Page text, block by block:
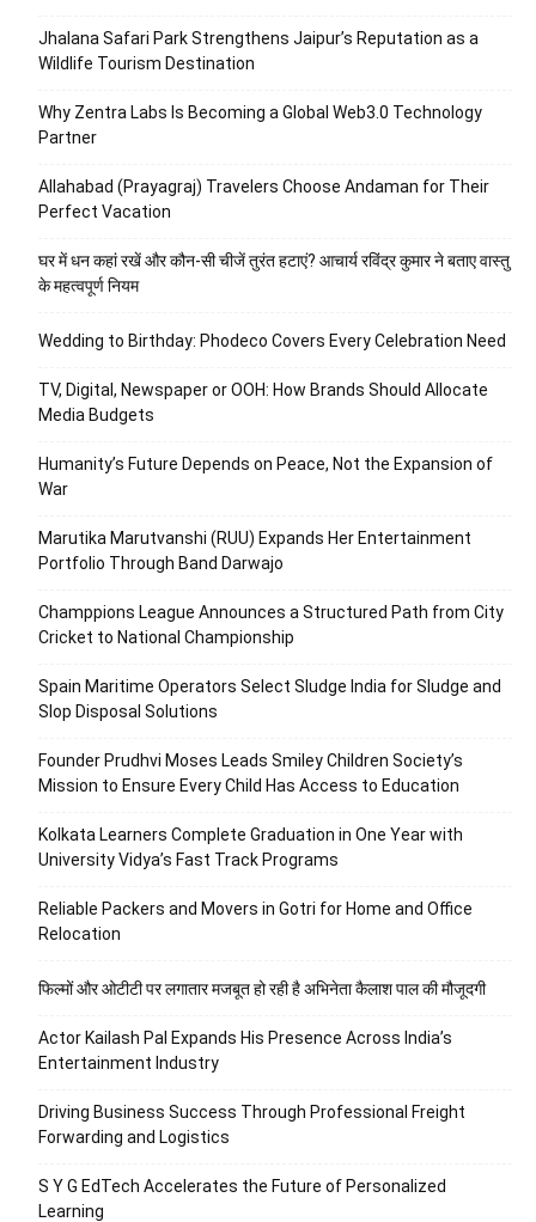
Jhalana Safari Park Strengthens Jaipur’s Reputation as a
Wildlife Tourism Destination
Why Zentra Labs Is Becoming a Global Web3.0 Technology
Partner
Allahabad (Prayagraj) Travelers Choose Andaman for Their
Perfect Vacation
घर में धन कहां रखें और कौन-सी चीजें तुरंत हटाएं? आचार्य रविंद्र कुमार ने बताए वास्तु
के महत्वपूर्ण नियम
Wedding to Birthday: Phodeco Covers Every Celebration Need
TV, Digital, Newspaper or OOH: How Brands Should Allocate
Media Budgets
Humanity’s Future Depends on Peace, Not the Expansion of
War
Marutika Marutvanshi (RUU) Expands Her Entertainment
Portfolio Through Band Darwajo
Champpions League Announces a Structured Path from City
Cricket to National Championship
Spain Maritime Operators Select Sludge India for Sludge and
Slop Disposal Solutions
Founder Prudhvi Moses Leads Smiley Children Society’s
Mission to Ensure Every Child Has Access to Education
Kolkata Learners Complete Graduation in One Year with
University Vidya’s Fast Track Programs
Reliable Packers and Movers in Gotri for Home and Office
Relocation
फिल्मों और ओटीटी पर लगातार मजबूत हो रही है अभिनेता कैलाश पाल की मौजूदगी
Actor Kailash Pal Expands His Presence Across India’s
Entertainment Industry
Driving Business Success Through Professional Freight
Forwarding and Logistics
S Y G EdTech Accelerates the Future of Personalized
Learning